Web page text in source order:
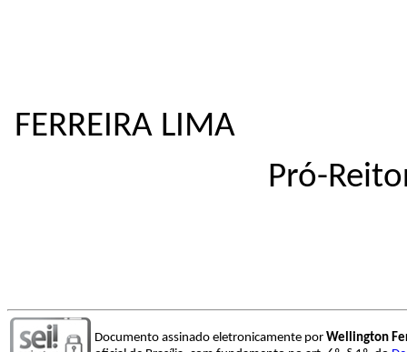
FERREIRA LIMA
Pró-
Documento assinado eletronicamente por Wellington